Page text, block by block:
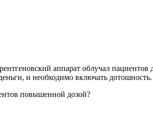
аппарат облучал
и необходимо включать
повышенной дозой?